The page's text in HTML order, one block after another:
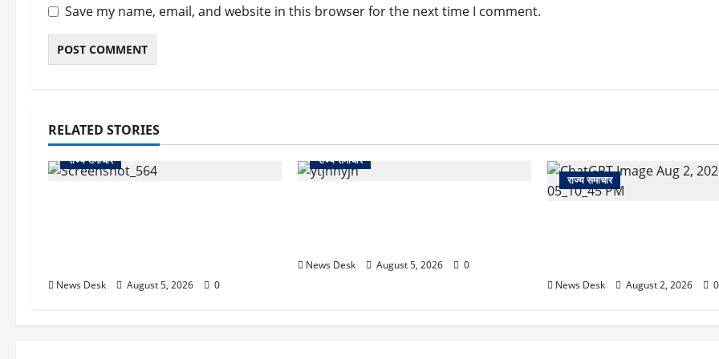
Save my name, email, and website in this browser for the next time I comment.
RELATED STORIES
राज्य समाचार
News Desk August 5, 2026 0
राज्य समाचार
News Desk August 5, 2026 0
राज्य समाचार
News Desk August 2, 2026 0